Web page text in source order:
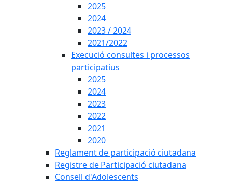
2025
2024
2023 / 2024
2021/2022
Execució consultes i processos
participatius
2025
2024
2023
2022
2021
2020
Reglament de participació ciutadana
Registre de Participació ciutadana
Consell d'Adolescents